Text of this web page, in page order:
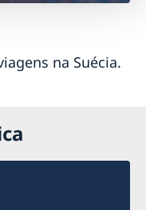
na Suécia.